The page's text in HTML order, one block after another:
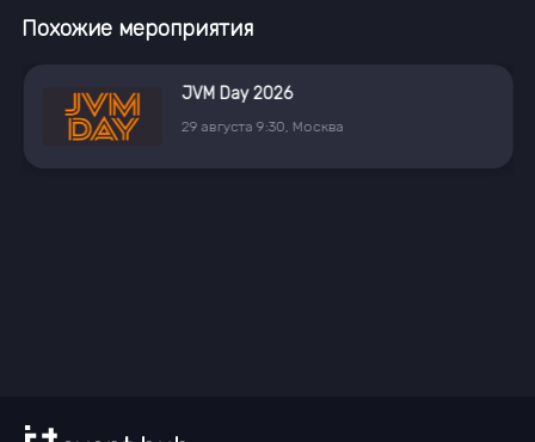
Похожие мероприятия
JVM Day 2026
29 августа 9:30, Москва